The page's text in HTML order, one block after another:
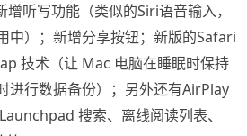
听写功能（类似的Siri语音输入，
中）；新增分享按钮；新版的Safari
技术（让 Mac 电脑在睡眠时保持
进行数据备份）；另外还有AirPlay
搜索、离线阅读列表、